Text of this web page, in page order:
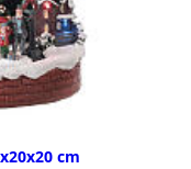
cm